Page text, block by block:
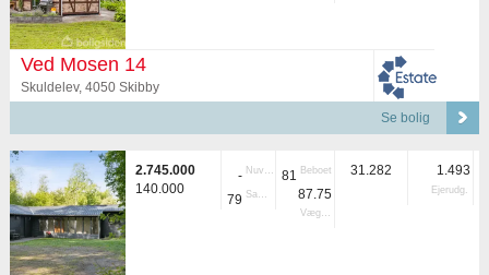
Ved Mosen 14
Skuldelev, 4050 Skibby
Se bolig
2.745.000
140.000
- Nuvær.
79 Samlet
81 Beboet
87.75
Vægtet
31.282 1.493
Ejerudg.